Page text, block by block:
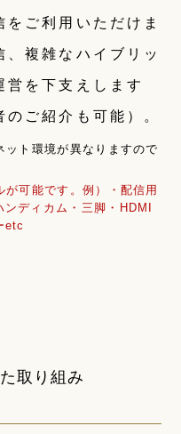
ご利用いただけま
複雑なハイブリッ
営を下支えします
のご紹介も可能）。
ト環境が異なりますので
可能です。例）・配信用
ディカム・三脚・HDMI
etc
取り組み